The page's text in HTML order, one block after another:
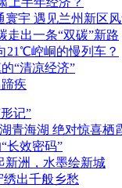
寰宇 遇见兰州新区
走出一条“双碳”新路
21℃崆峒的慢列车？
“清凉经济”
疾
记”
青海湖 绝对惊喜栖
长效密码”
新洲，水墨绘新城
绣出千般乡愁